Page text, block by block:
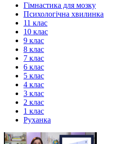
Гімнастика для мозку
Психологічна хвилинка
11 клас
10 клас
9 клас
8 клас
7 клас
6 клас
5 клас
4 клас
3 клас
2 клас
1 клас
Руханка